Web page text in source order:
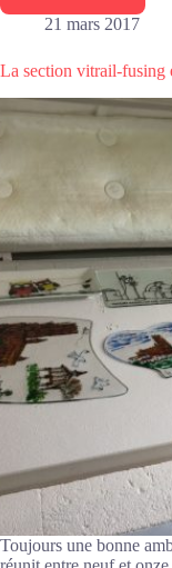
ateliers
exposent
21 mars 2017
La section vitrail-fusing
Toujours une bonne